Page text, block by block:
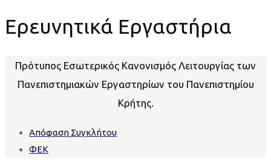
Ερευνητικά Εργαστήρια
Πρότυπος Εσωτερικός Κανονισμός Λειτουργίας των
Πανεπιστημιακών Εργαστηρίων του Πανεπιστημίου
Κρήτης.
Απόφαση Συγκλήτου
ΦΕΚ